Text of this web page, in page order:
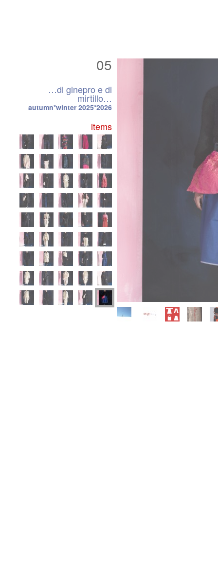
05
…di ginepro e di
mirtillo…
autumn*winter 2025*2026
items